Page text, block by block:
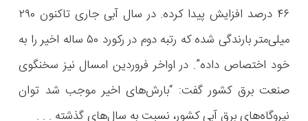
۴۶ درصد افزایش پیدا کرده. در سال آبی جاری تاکنون ۲۹۰
میلی‌متر بارندگی شده که رتبه دوم در رکورد ۵۰ ساله اخیر را به
خود اختصاص داده”. در اواخر فروردین امسال نیز سخنگوی
صنعت برق کشور گفت: “بارش‌های اخیر موجب شد توان
نیروگاه‌های برق آبی کشور، نسبت به سال‌های گذشته . . .